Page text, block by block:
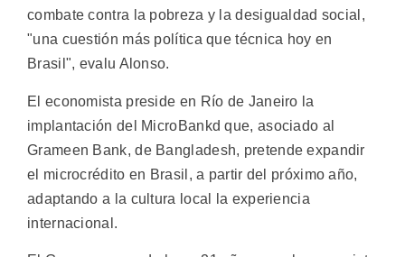
combate contra la pobreza y la desigualdad social,
"una cuestión más política que técnica hoy en
Brasil", evalu Alonso.
El economista preside en Río de Janeiro la
implantación del MicroBankd que, asociado al
Grameen Bank, de Bangladesh, pretende expandir
el microcrédito en Brasil, a partir del próximo año,
adaptando a la cultura local la experiencia
internacional.